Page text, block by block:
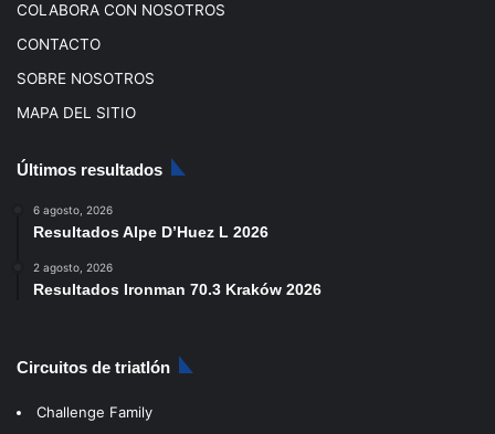
COLABORA CON NOSOTROS
CONTACTO
SOBRE NOSOTROS
MAPA DEL SITIO
Últimos resultados
6 agosto, 2026
Resultados Alpe D’Huez L 2026
2 agosto, 2026
Resultados Ironman 70.3 Kraków 2026
Circuitos de triatlón
Challenge Family